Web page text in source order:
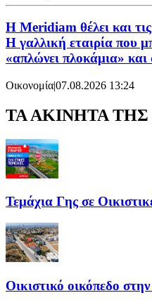
Η Meridiam θέλει και
Η γαλλική εταιρία που
«απλώνει πλοκάμια»
Οικονομία|07.08.2026 13:24
ΤΑ ΑΚΙΝΗΤΑ
Τεμάχια Γης σε
Οικιστικό οικόπεδο